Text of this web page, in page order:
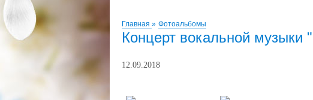
Главная » Фотоальбомы
Концерт вокальной музыки
12.09.2018